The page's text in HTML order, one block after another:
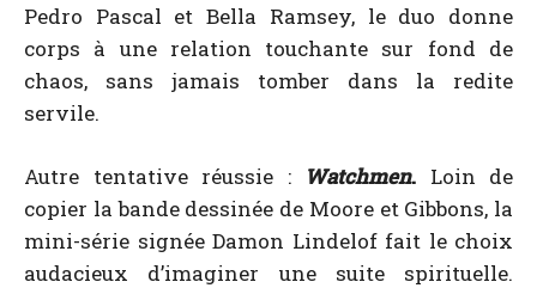
Pedro Pascal et Bella Ramsey, le duo donne
corps à une relation touchante sur fond de
chaos, sans jamais tomber dans la redite
servile.
Autre tentative réussie : Watchmen. Loin de
copier la bande dessinée de Moore et Gibbons, la
mini-série signée Damon Lindelof fait le choix
audacieux d’imaginer une suite spirituelle.